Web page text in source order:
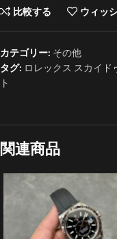
比較する ウィッ
カテゴリー: その他
タグ: ロレックス スカイド
ト
関連商品